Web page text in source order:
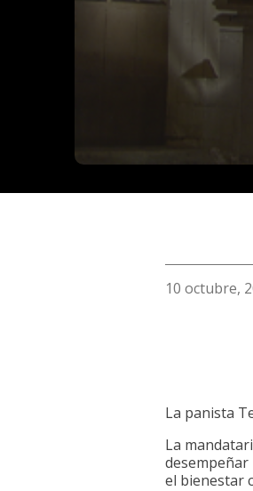
10 octubre,
La panista
La
el bienestar